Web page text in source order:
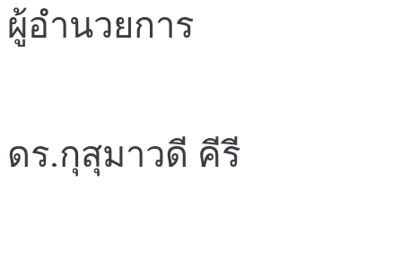
ผู้อำนวยการ
ดร.กุสุมาวดี คีรี